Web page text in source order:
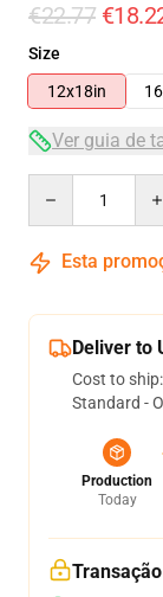
€22.77
Size
12x18in
Ver guia de
Esta
Deliver to
Cost to ship:
Standard -
Production
Today